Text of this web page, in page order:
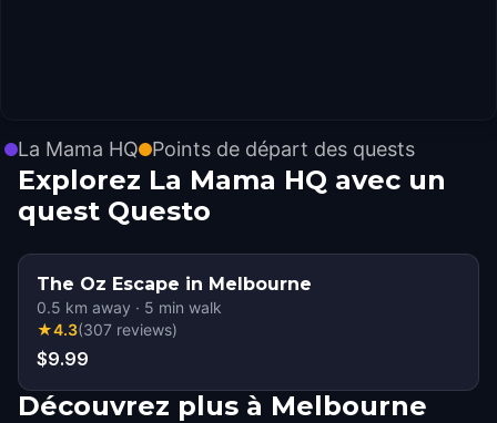
La Mama HQ Points de départ des quests
Explorez La Mama HQ avec un
quest Questo
The Oz Escape in Melbourne
0.5 km away · 5 min walk
★4.3(307 reviews)
$9.99
Découvrez plus à Melbourne